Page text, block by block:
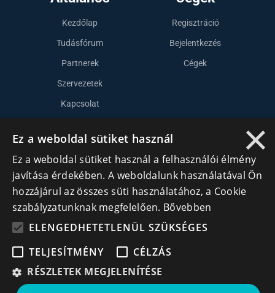
Kezdőlap
Tudásfórum
Partnerek
Szervezetek
Kapcsolat
Regisztráció
Bejelentkezés
Cégek
Lépj kapcsolatba velünk
info@cegek.ro
+40 740 856 970
Iratkozz fel hírlevelünkre!
×
Ez a weboldal sütiket használ
Ez a weboldal sütiket használ a felhasználói élmény
javítása érdekében. A weboldalunk használatával Ön
hozzájárul az összes süti használatához, a Cookie
szabályzatunknak megfelelően. Bővebben
ELENGEDHETETLENÜL SZÜKSÉGES
TELJESÍTMÉNY
CÉLZÁS
RÉSZLETEK MEGJELENÍTÉSE